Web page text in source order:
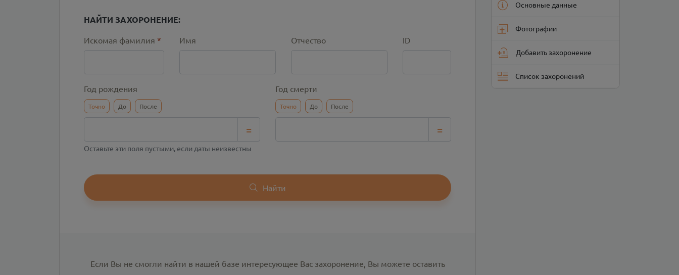
НАЙТИ ЗАХОРОНЕНИЕ:
Искомая фамилия * Имя Отчество ID
Год рождения
Точно До После
=
Год смерти
Точно До После
=
Оставьте эти поля пустыми, если даты неизвестны
Найти
Если Вы не смогли найти в нашей базе интересующее Вас захоронение, Вы можете оставить
Основные данные
Фотографии
Добавить захоронение
Список захоронений